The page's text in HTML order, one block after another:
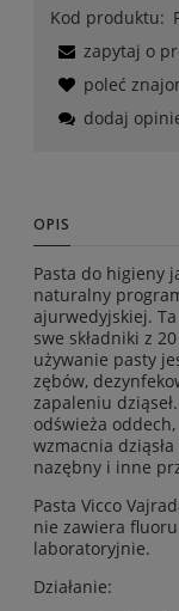
Kod produktu:
zapytaj o
poleć
dodaj
OPIS
Pasta do higieny
naturalny
ajurwedyjskiej. Ta
swe składniki z
używanie pasty
zębów,
zapaleniu
odświeża
wzmacnia
nazębny i inne
Pasta Vicco
nie zawiera
laboratoryjnie.
Działanie: